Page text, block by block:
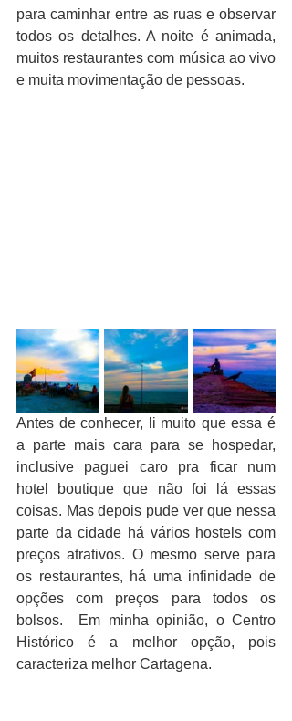
para caminhar entre as ruas e observar
todos os detalhes. A noite é animada,
muitos restaurantes com música ao vivo
e muita movimentação de pessoas.
Antes de conhecer, li muito que essa é
a parte mais cara para se hospedar,
inclusive paguei caro pra ficar num
hotel boutique que não foi lá essas
coisas. Mas depois pude ver que nessa
parte da cidade há vários hostels com
preços atrativos. O mesmo serve para
os restaurantes, há uma infinidade de
opções com preços para todos os
bolsos.  Em minha opinião, o Centro
Histórico é a melhor opção, pois
caracteriza melhor Cartagena.